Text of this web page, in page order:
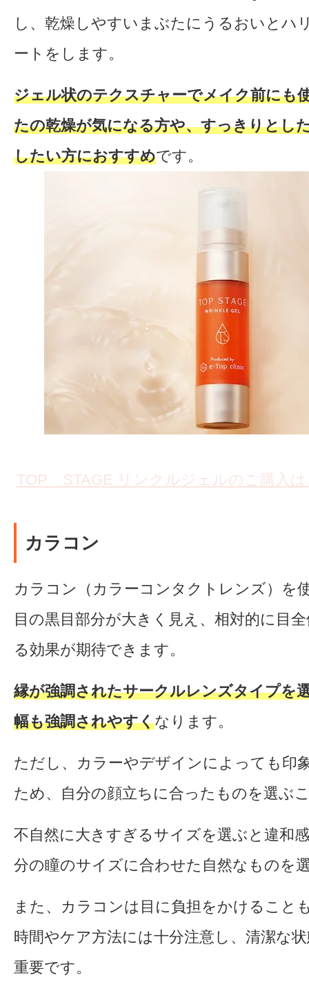
し、乾燥しやすいまぶたにうるおいとハ
ートをします。
ジェル状のテクスチャーでメイク前にも
たの乾燥が気になる方や、すっきりとし
したい方におすすめです。
TOP STAGE リンクルジェルのご購入
カラコン
カラコン（カラーコンタクトレンズ）を
目の黒目部分が大きく見え、相対的に目
る効果が期待できます。
縁が強調されたサークルレンズタイプを
幅も強調されやすくなります。
ただし、カラーやデザインによっても印
ため、自分の顔立ちに合ったものを選ぶ
不自然に大きすぎるサイズを選ぶと違和
分の瞳のサイズに合わせた自然なものを
また、カラコンは目に負担をかけること
時間やケア方法には十分注意し、清潔な
重要です。